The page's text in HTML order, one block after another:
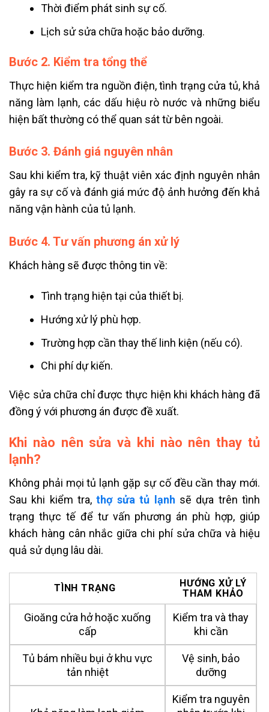
Thời điểm phát sinh sự cố.
Lịch sử sửa chữa hoặc bảo dưỡng.
Bước 2. Kiểm tra tổng thể
Thực hiện kiểm tra nguồn điện, tình trạng cửa tủ, khả
năng làm lạnh, các dấu hiệu rò nước và những biểu
hiện bất thường có thể quan sát từ bên ngoài.
Bước 3. Đánh giá nguyên nhân
Sau khi kiểm tra, kỹ thuật viên xác định nguyên nhân
gây ra sự cố và đánh giá mức độ ảnh hưởng đến khả
năng vận hành của tủ lạnh.
Bước 4. Tư vấn phương án xử lý
Khách hàng sẽ được thông tin về:
Tình trạng hiện tại của thiết bị.
Hướng xử lý phù hợp.
Trường hợp cần thay thế linh kiện (nếu có).
Chi phí dự kiến.
Việc sửa chữa chỉ được thực hiện khi khách hàng đã
đồng ý với phương án được đề xuất.
Khi nào nên sửa và khi nào nên thay tủ
lạnh?
Không phải mọi tủ lạnh gặp sự cố đều cần thay mới.
Sau khi kiểm tra, thợ sửa tủ lạnh sẽ dựa trên tình
trạng thực tế để tư vấn phương án phù hợp, giúp
khách hàng cân nhắc giữa chi phí sửa chữa và hiệu
quả sử dụng lâu dài.
TÌNH TRẠNG
HƯỚNG XỬ LÝ
THAM KHẢO
Gioăng cửa hở hoặc xuống
cấp
Kiểm tra và thay
khi cần
Tủ bám nhiều bụi ở khu vực
tản nhiệt
Vệ sinh, bảo
dưỡng
Kiểm tra nguyên